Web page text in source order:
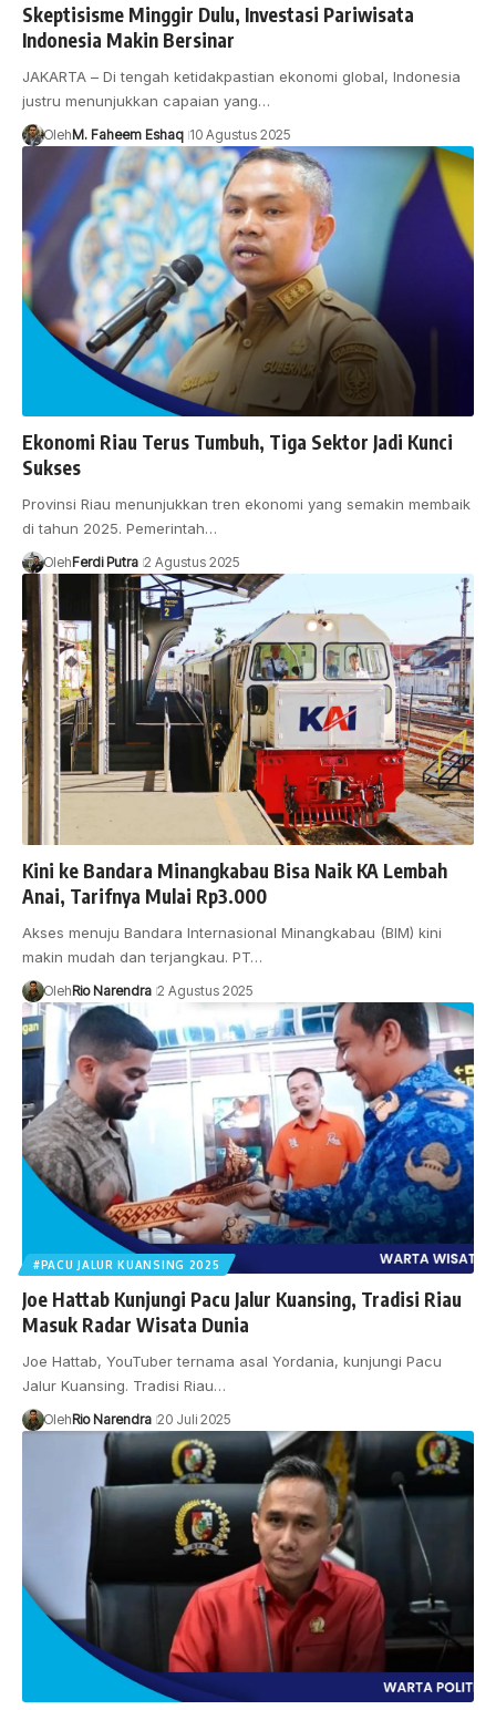
Skeptisisme Minggir Dulu, Investasi Pariwisata
Indonesia Makin Bersinar
JAKARTA – Di tengah ketidakpastian ekonomi global, Indonesia
justru menunjukkan capaian yang…
OlehM. Faheem Eshaq 10 Agustus 2025
Ekonomi Riau Terus Tumbuh, Tiga Sektor Jadi Kunci
Sukses
Provinsi Riau menunjukkan tren ekonomi yang semakin membaik
di tahun 2025. Pemerintah…
OlehFerdi Putra 2 Agustus 2025
Kini ke Bandara Minangkabau Bisa Naik KA Lembah
Anai, Tarifnya Mulai Rp3.000
Akses menuju Bandara Internasional Minangkabau (BIM) kini
makin mudah dan terjangkau. PT…
OlehRio Narendra 2 Agustus 2025
#PACU JALUR KUANSING 2025
Joe Hattab Kunjungi Pacu Jalur Kuansing, Tradisi Riau
Masuk Radar Wisata Dunia
Joe Hattab, YouTuber ternama asal Yordania, kunjungi Pacu
Jalur Kuansing. Tradisi Riau…
OlehRio Narendra 20 Juli 2025